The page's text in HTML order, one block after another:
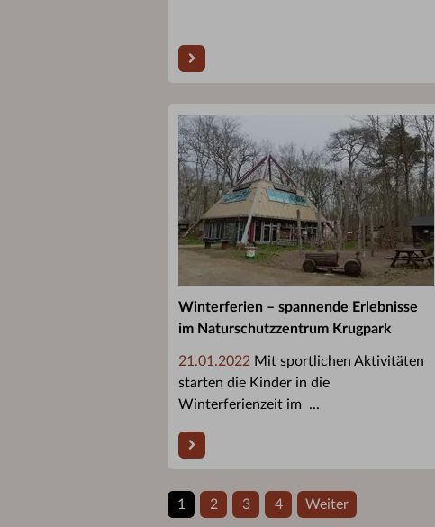
Winterferien – spannende Erlebnisse
im Naturschutzzentrum Krugpark
21.01.2022 Mit sportlichen Aktivitäten
starten die Kinder in die
Winterferienzeit im ...
1 2 3 4 Weiter